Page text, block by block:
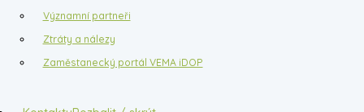
Významní partneři
Ztráty a nálezy
Zaměstanecký portál VEMA iDOP